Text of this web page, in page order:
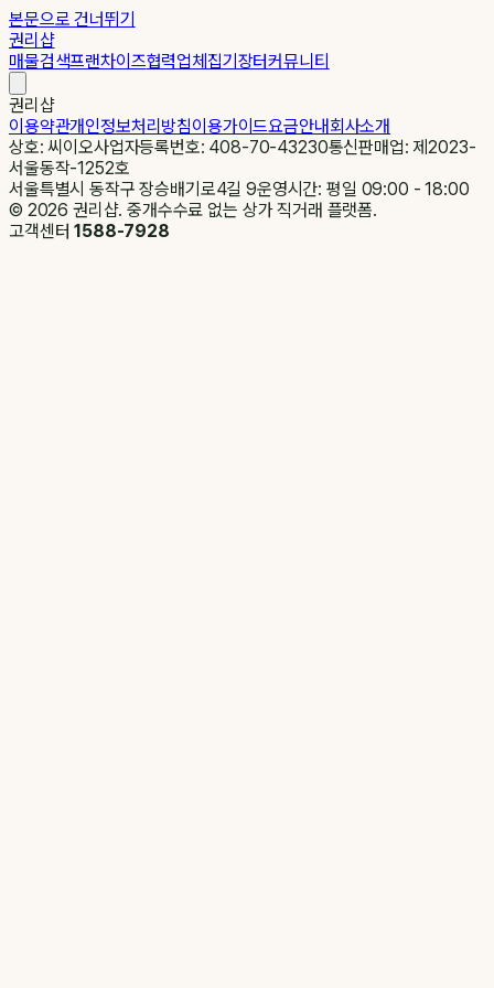
본문으로 건너뛰기
권리샵
매물검색프랜차이즈협력업체집기장터커뮤니티
권리샵
이용약관개인정보처리방침이용가이드요금안내회사소개
상호: 씨이오사업자등록번호: 408-70-43230통신판매업: 제2023-
서울동작-1252호
서울특별시 동작구 장승배기로4길 9운영시간: 평일 09:00 - 18:00
© 2026 권리샵. 중개수수료 없는 상가 직거래 플랫폼.
고객센터1588-7928